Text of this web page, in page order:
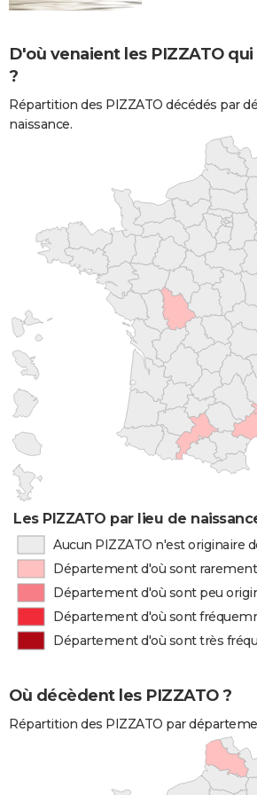
D'où venaient les PIZZATO
?
Répartition des PIZZATO décédés par
naissance.
Les PIZZATO par lieu de
Aucun PIZZATO n'est originaire
Département d'où sont
Département d'où sont peu
Département d'où sont
Département d'où sont très
Où décèdent les PIZZATO ?
Répartition des PIZZATO par